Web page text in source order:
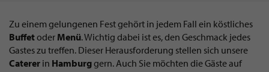
Zu einem gelungenen Fest gehört in jedem Fall ein köstliches
Buffetoder Menü. Wichtig dabei ist es, den Geschmack jedes
Gastes zu treffen. Dieser Herausforderung stellen sich unsere
Caterer in Hamburggern. Auch Sie möchten die Gäste auf